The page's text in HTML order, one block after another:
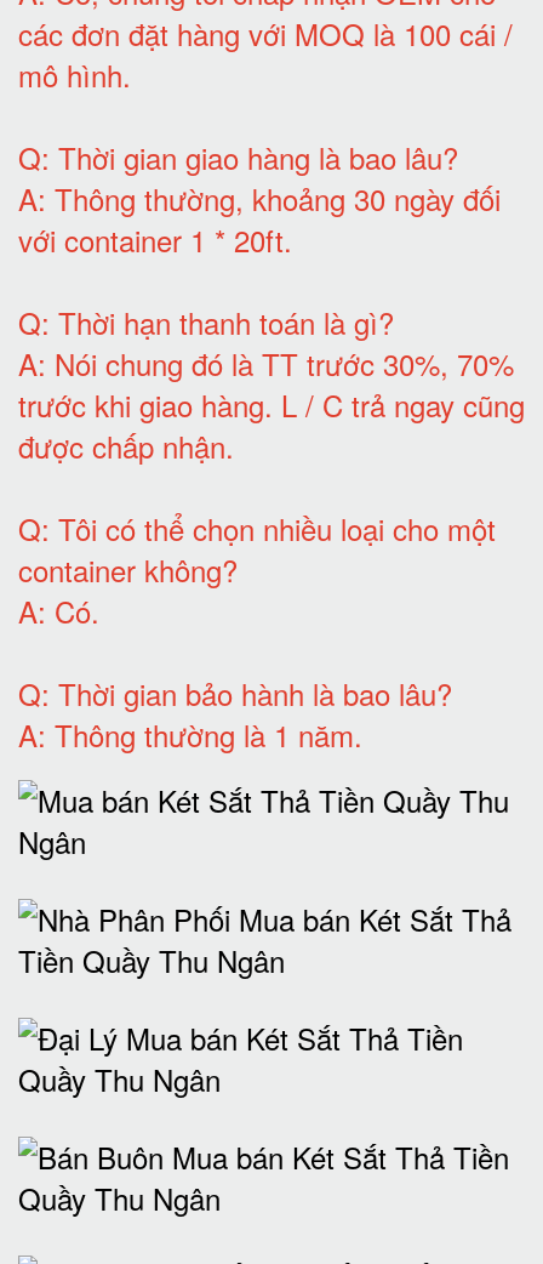
các đơn đặt hàng với MOQ là 100 cái /
mô hình.
Q: Thời gian giao hàng là bao lâu?
A: Thông thường, khoảng 30 ngày đối
với container 1 * 20ft.
Q: Thời hạn thanh toán là gì?
A: Nói chung đó là TT trước 30%, 70%
trước khi giao hàng. L / C trả ngay cũng
được chấp nhận.
Q: Tôi có thể chọn nhiều loại cho một
container không?
A: Có.
Q: Thời gian bảo hành là bao lâu?
A: Thông thường là 1 năm.